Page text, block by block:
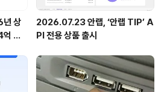
상
원,
2026.07.23 안랩, ‘안랩 TIP’ A
PI 전용 상품 출시